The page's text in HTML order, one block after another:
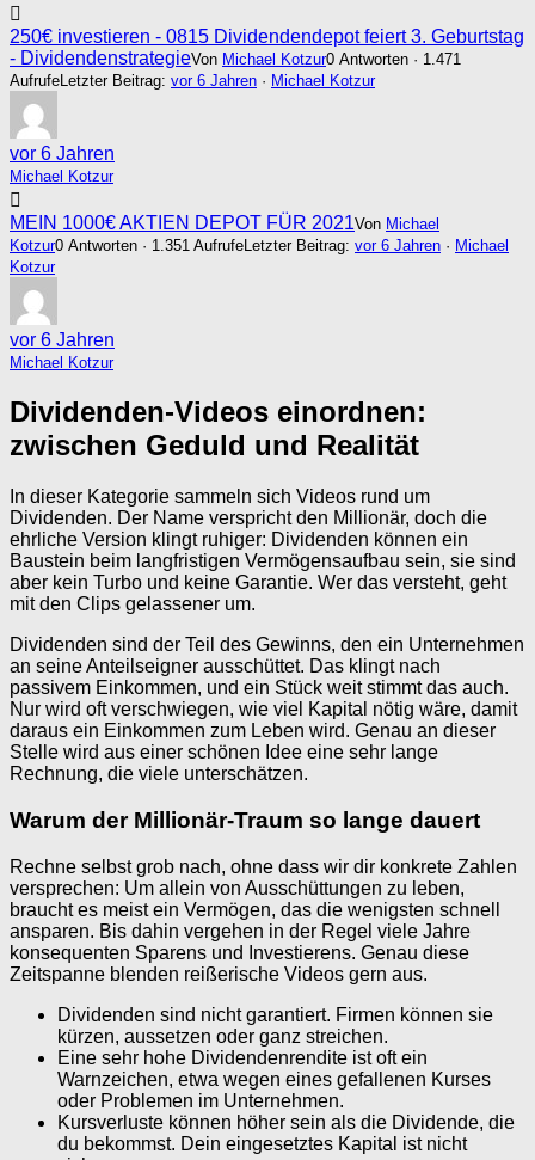
250€ investieren - 0815 Dividendendepot feiert 3. Geburtstag
- DividendenstrategieVon Michael Kotzur0 Antworten · 1.471
AufrufeLetzter Beitrag: vor 6 Jahren · Michael Kotzur
vor 6 Jahren
Michael Kotzur
MEIN 1000€ AKTIEN DEPOT FÜR 2021Von Michael
Kotzur0 Antworten · 1.351 AufrufeLetzter Beitrag: vor 6 Jahren · Michael
Kotzur
vor 6 Jahren
Michael Kotzur
Dividenden-Videos einordnen:
zwischen Geduld und Realität
In dieser Kategorie sammeln sich Videos rund um
Dividenden. Der Name verspricht den Millionär, doch die
ehrliche Version klingt ruhiger: Dividenden können ein
Baustein beim langfristigen Vermögensaufbau sein, sie sind
aber kein Turbo und keine Garantie. Wer das versteht, geht
mit den Clips gelassener um.
Dividenden sind der Teil des Gewinns, den ein Unternehmen
an seine Anteilseigner ausschüttet. Das klingt nach
passivem Einkommen, und ein Stück weit stimmt das auch.
Nur wird oft verschwiegen, wie viel Kapital nötig wäre, damit
daraus ein Einkommen zum Leben wird. Genau an dieser
Stelle wird aus einer schönen Idee eine sehr lange
Rechnung, die viele unterschätzen.
Warum der Millionär-Traum so lange dauert
Rechne selbst grob nach, ohne dass wir dir konkrete Zahlen
versprechen: Um allein von Ausschüttungen zu leben,
braucht es meist ein Vermögen, das die wenigsten schnell
ansparen. Bis dahin vergehen in der Regel viele Jahre
konsequenten Sparens und Investierens. Genau diese
Zeitspanne blenden reißerische Videos gern aus.
Dividenden sind nicht garantiert. Firmen können sie
kürzen, aussetzen oder ganz streichen.
Eine sehr hohe Dividendenrendite ist oft ein
Warnzeichen, etwa wegen eines gefallenen Kurses
oder Problemen im Unternehmen.
Kursverluste können höher sein als die Dividende, die
du bekommst. Dein eingesetztes Kapital ist nicht